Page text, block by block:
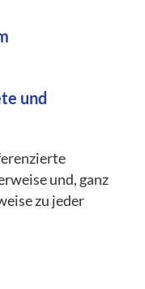
und
und, ganz
zu jeder